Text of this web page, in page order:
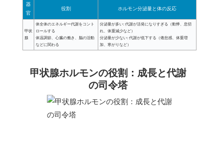
器
官
役割 ホルモン分泌量と体の反応
甲状
腺
体全体のエネルギー代謝をコント
ロールする
体温調節、心臓の働き、脳の活動
などに関わる
分泌量が多い: 代謝が活発になりすぎる（動悸、息切
れ、体重減少など）
分泌量が少ない: 代謝が低下する（倦怠感、体重増
加、寒がりなど）
甲状腺ホルモンの役割：成長と代謝
の司令塔